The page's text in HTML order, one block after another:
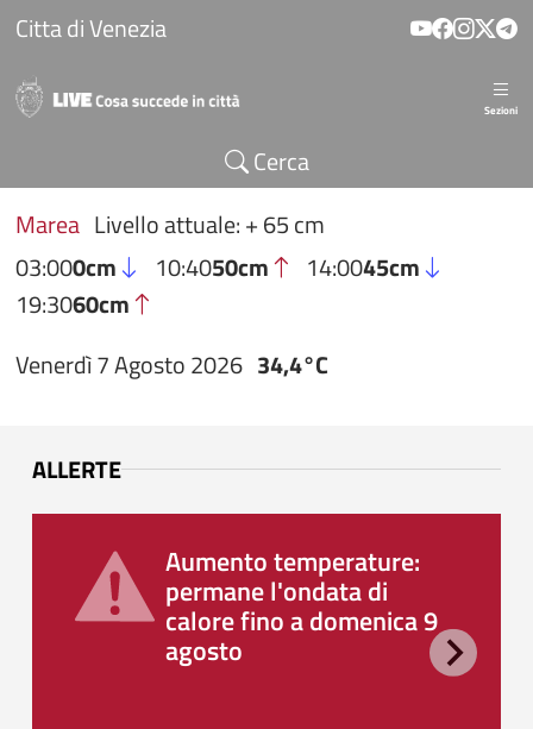
Salta al contenuto principale
Citta di Venezia
Sezioni
Cerca
Marea Livello attuale: + 65 cm
03:000cm 10:4050cm 14:0045cm
19:3060cm
Venerdì 7 Agosto 2026 34,4°C
ALLERTE
Aumento temperature:
permane l'ondata di
calore fino a domenica 9
agosto